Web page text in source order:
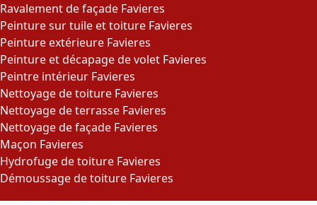
Ravalement de façade Favieres
Peinture sur tuile et toiture Favieres
Peinture extérieure Favieres
Peinture et décapage de volet Favieres
Peintre intérieur Favieres
Nettoyage de toiture Favieres
Nettoyage de terrasse Favieres
Nettoyage de façade Favieres
Maçon Favieres
Hydrofuge de toiture Favieres
Démoussage de toiture Favieres